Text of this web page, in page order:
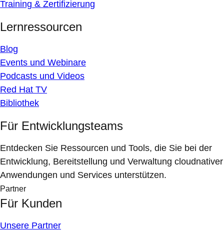
Training & Zertifizierung
Lernressourcen
Blog
Events und Webinare
Podcasts und Videos
Red Hat TV
Bibliothek
Für Entwicklungsteams
Entdecken Sie Ressourcen und Tools, die Sie bei der
Entwicklung, Bereitstellung und Verwaltung cloudnativer
Anwendungen und Services unterstützen.
Partner
Für Kunden
Unsere Partner